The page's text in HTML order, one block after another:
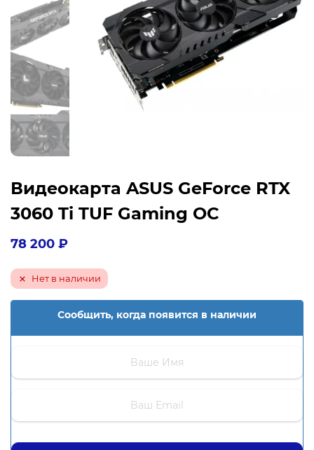
Видеокарта ASUS GeForce RTX
3060 Ti TUF Gaming OC
78 200 ₽
Нет в наличии
Сообщить, когда появится в наличии